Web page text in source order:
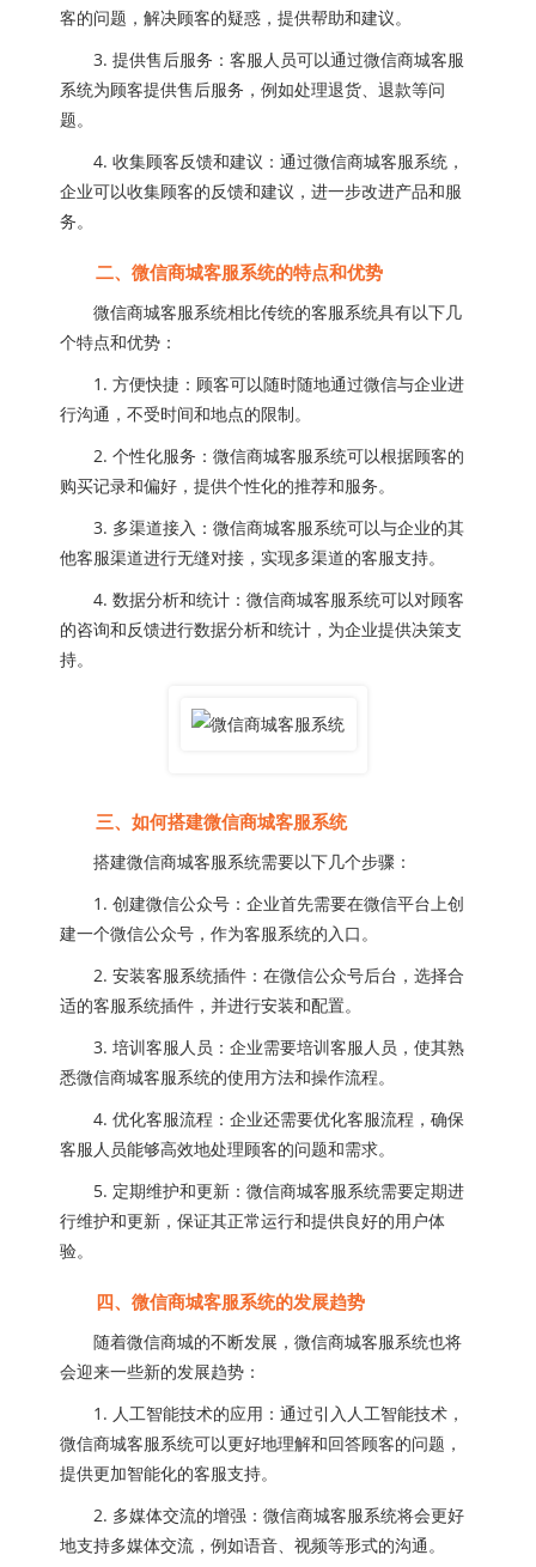
客的问题，解决顾客的疑惑，提供帮助和建议。
3. 提供售后服务：客服人员可以通过微信商城客服
系统为顾客提供售后服务，例如处理退货、退款等问
题。
4. 收集顾客反馈和建议：通过微信商城客服系统，
企业可以收集顾客的反馈和建议，进一步改进产品和服
务。
二、微信商城客服系统的特点和优势
微信商城客服系统相比传统的客服系统具有以下几
个特点和优势：
1. 方便快捷：顾客可以随时随地通过微信与企业进
行沟通，不受时间和地点的限制。
2. 个性化服务：微信商城客服系统可以根据顾客的
购买记录和偏好，提供个性化的推荐和服务。
3. 多渠道接入：微信商城客服系统可以与企业的其
他客服渠道进行无缝对接，实现多渠道的客服支持。
4. 数据分析和统计：微信商城客服系统可以对顾客
的咨询和反馈进行数据分析和统计，为企业提供决策支
持。
三、如何搭建微信商城客服系统
搭建微信商城客服系统需要以下几个步骤：
1. 创建微信公众号：企业首先需要在微信平台上创
建一个微信公众号，作为客服系统的入口。
2. 安装客服系统插件：在微信公众号后台，选择合
适的客服系统插件，并进行安装和配置。
3. 培训客服人员：企业需要培训客服人员，使其熟
悉微信商城客服系统的使用方法和操作流程。
4. 优化客服流程：企业还需要优化客服流程，确保
客服人员能够高效地处理顾客的问题和需求。
5. 定期维护和更新：微信商城客服系统需要定期进
行维护和更新，保证其正常运行和提供良好的用户体
验。
四、微信商城客服系统的发展趋势
随着微信商城的不断发展，微信商城客服系统也将
会迎来一些新的发展趋势：
1. 人工智能技术的应用：通过引入人工智能技术，
微信商城客服系统可以更好地理解和回答顾客的问题，
提供更加智能化的客服支持。
2. 多媒体交流的增强：微信商城客服系统将会更好
地支持多媒体交流，例如语音、视频等形式的沟通。